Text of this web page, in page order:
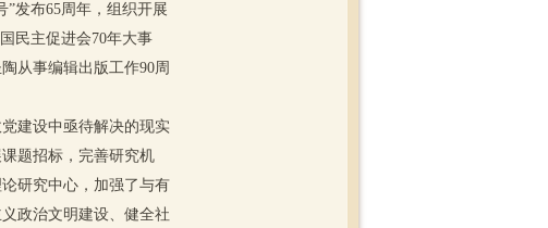
发布65周年，组织开展
民主促进会70年大事
从事编辑出版工作90周
建设中亟待解决的现实
题招标，完善研究机
研究中心，加强了与有
政治文明建设、健全社